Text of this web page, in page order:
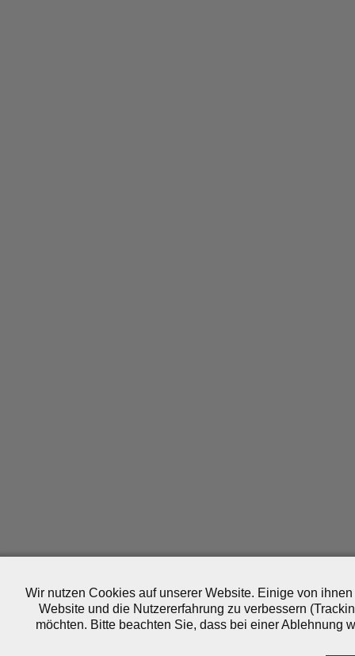
Wir nutzen Cookies auf unserer Website. Einige von
Website und die Nutzererfahrung zu verbessern
möchten. Bitte beachten Sie, dass bei einer Ablehnung